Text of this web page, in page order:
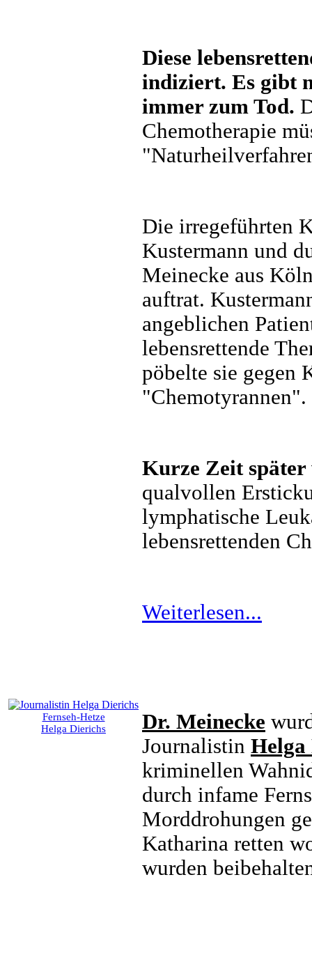
Diese
indiziert. Es gibt
immer zum Tod.
Chemotherapie
Die irregeführten
Kustermann und
Meinecke aus
auftrat.
angeblichen
lebensrettende
pöbelte sie gegen
"Chemotyrannen".
Kurze Zeit
qualvollen
lymphatische
lebensrettenden
Weiterlesen...
Fernseh-Hetze
Helga Dierichs
Dr. Meinecke
Journalistin Helga
kriminellen
durch infame
Morddrohungen
Katharina retten
wurden